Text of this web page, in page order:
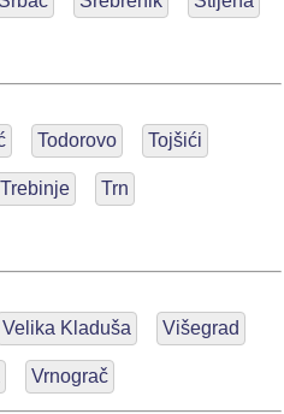
Todorovo Tojšići
Trebinje Trn
Velika Kladuša Višegrad
Vrnograč